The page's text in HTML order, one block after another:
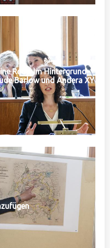
Rede. Im Hintergrund
Barlow und Andera XY